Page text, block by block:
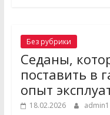
Без рубрики
Седаны,
поставить в
опыт
18.02.2026 admin1